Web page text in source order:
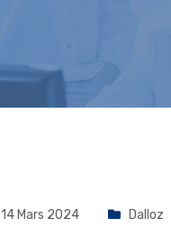
14 Mars 2024 Dalloz